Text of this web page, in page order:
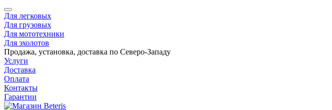
Для легковых
Для грузовых
Для мототехники
Для эхолотов
Продажа, установка, доставка по Северо-Западу
Услуги
Доставка
Оплата
Контакты
Гарантии